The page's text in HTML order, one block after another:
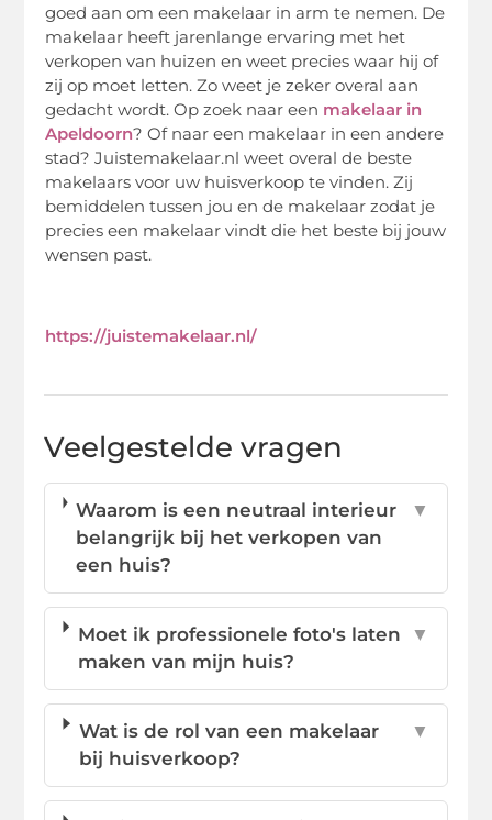
goed aan om een makelaar in arm te nemen. De
makelaar heeft jarenlange ervaring met het
verkopen van huizen en weet precies waar hij of
zij op moet letten. Zo weet je zeker overal aan
gedacht wordt. Op zoek naar een makelaar in
Apeldoorn? Of naar een makelaar in een andere
stad? Juistemakelaar.nl weet overal de beste
makelaars voor uw huisverkoop te vinden. Zij
bemiddelen tussen jou en de makelaar zodat je
precies een makelaar vindt die het beste bij jouw
wensen past.
https://juistemakelaar.nl/
Veelgestelde vragen
Waarom is een neutraal interieur
belangrijk bij het verkopen van
een huis?
▼
Moet ik professionele foto's laten
maken van mijn huis?
▼
Wat is de rol van een makelaar
bij huisverkoop?
▼